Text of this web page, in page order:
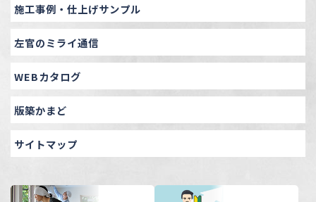
施工事例・仕上げサンプル
左官のミライ通信
WEBカタログ
版築かまど
サイトマップ